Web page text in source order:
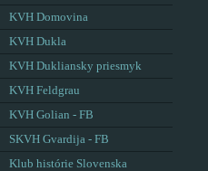
KVH Domovina
KVH Dukla
KVH Dukliansky priesmyk
KVH Feldgrau
KVH Golian - FB
SKVH Gvardija - FB
Klub histórie Slovenska